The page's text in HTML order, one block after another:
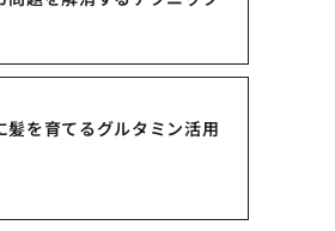
髪を育てるグルタミン活用